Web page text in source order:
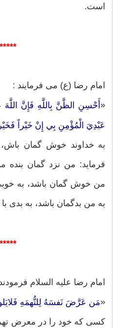
است.
امام رضا (ع) می فرمایند :
«أَحْسِنِ الظَّنَّ بِاللَّهِ فَإِنَّ
عَبْدِيَ الْمُؤْمِنِ بِي إِنْ خَيْراً
به خداوند خوش گمان
فرمايد: من نزد گمان
من خوش گمان باشد، به
به من بدگمان باشد، به بدى
امام رضا علیه السلام
«مَن عَرَّضَ نَفسَهُ لِلتُّهمَهِ
کسی که خود را در معرض